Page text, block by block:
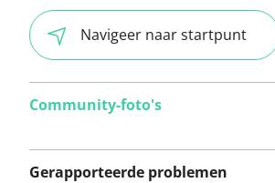
Navigeer naar startpunt
Community-foto's
Gerapporteerde problemen